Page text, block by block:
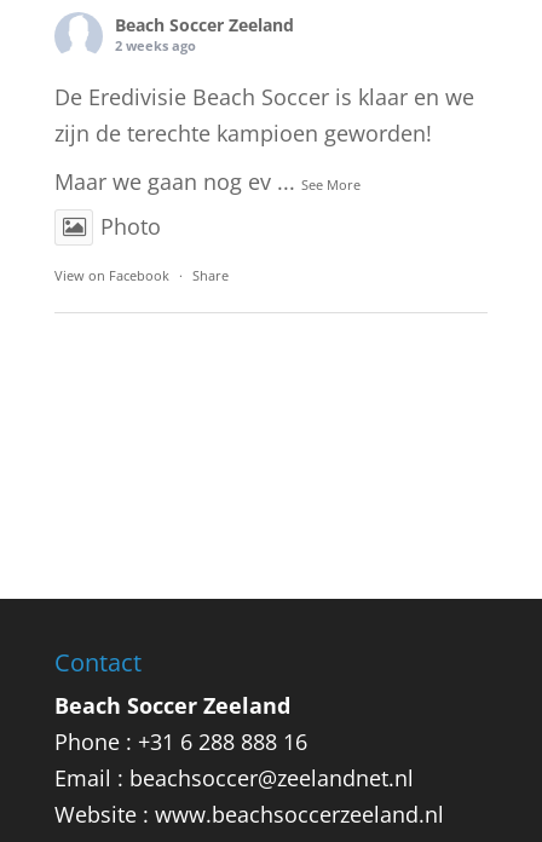
Beach Soccer Zeeland
2 weeks ago
De Eredivisie Beach Soccer is klaar en we
zijn de terechte kampioen geworden!
Maar we gaan nog ev ... See More
Photo
View on Facebook · Share
Contact
Beach Soccer Zeeland
Phone : +31 6 288 888 16
Email : beachsoccer@zeelandnet.nl
Website : www.beachsoccerzeeland.nl